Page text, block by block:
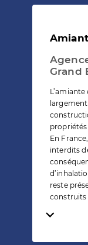
Grand
propriétés
En
interdits
reste
construits
Temps de